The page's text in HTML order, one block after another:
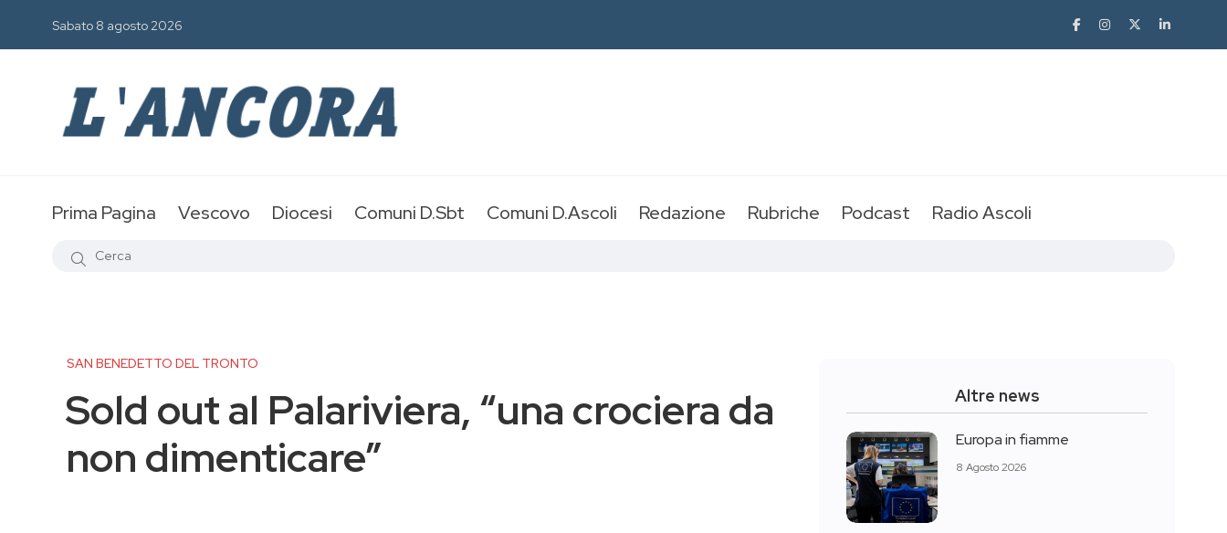
Sabato 8 agosto 2026
Prima Pagina Vescovo Diocesi Comuni D.Sbt Comuni D.Ascoli Redazione Rubriche Podcast Radio Ascoli
SAN BENEDETTO DEL TRONTO
Sold out al Palariviera, “una crociera da
non dimenticare”
Altre news
Europa in fiamme
8 Agosto 2026